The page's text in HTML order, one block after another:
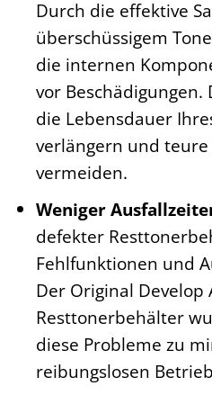
Durch die effektive
überschüssigem
die internen
vor Beschädigungen.
die Lebensdauer
verlängern und
vermeiden.
Weniger
defekter
Fehlfunktionen und
Der Original Develop
Resttonerbehälter
diese Probleme zu
reibungslosen